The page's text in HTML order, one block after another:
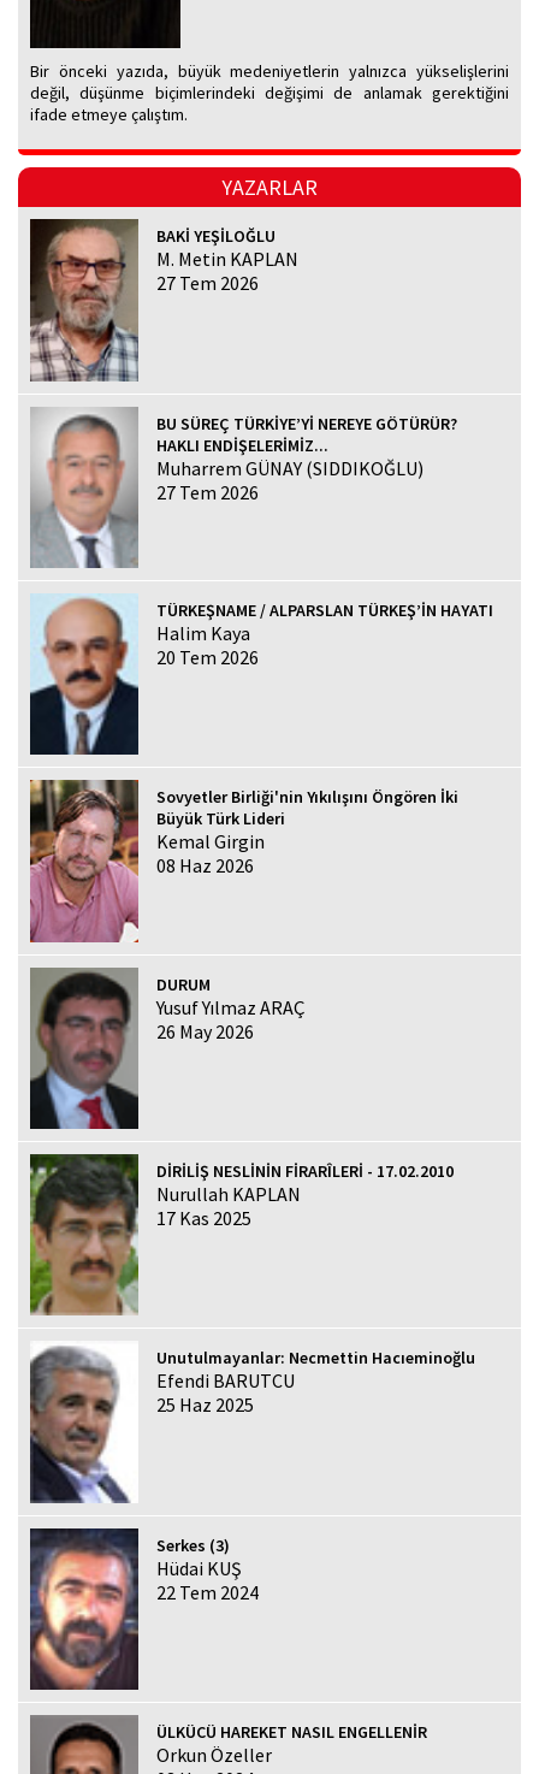
Bir önceki yazıda, büyük medeniyetlerin yalnızca yükselişlerini
değil, düşünme biçimlerindeki değişimi de anlamak gerektiğini
ifade etmeye çalıştım.
YAZARLAR
BAKİ YEŞİLOĞLU
M. Metin KAPLAN
27 Tem 2026
BU SÜREÇ TÜRKİYE’Yİ NEREYE GÖTÜRÜR?
HAKLI ENDİŞELERİMİZ...
Muharrem GÜNAY (SIDDIKOĞLU)
27 Tem 2026
TÜRKEŞNAME / ALPARSLAN TÜRKEŞ’İN HAYATI
Halim Kaya
20 Tem 2026
Sovyetler Birliği'nin Yıkılışını Öngören İki
Büyük Türk Lideri
Kemal Girgin
08 Haz 2026
DURUM
Yusuf Yılmaz ARAÇ
26 May 2026
DİRİLİŞ NESLİNİN FİRARÎLERİ - 17.02.2010
Nurullah KAPLAN
17 Kas 2025
Unutulmayanlar: Necmettin Hacıeminoğlu
Efendi BARUTCU
25 Haz 2025
Serkes (3)
Hüdai KUŞ
22 Tem 2024
ÜLKÜCÜ HAREKET NASIL ENGELLENİR
Orkun Özeller